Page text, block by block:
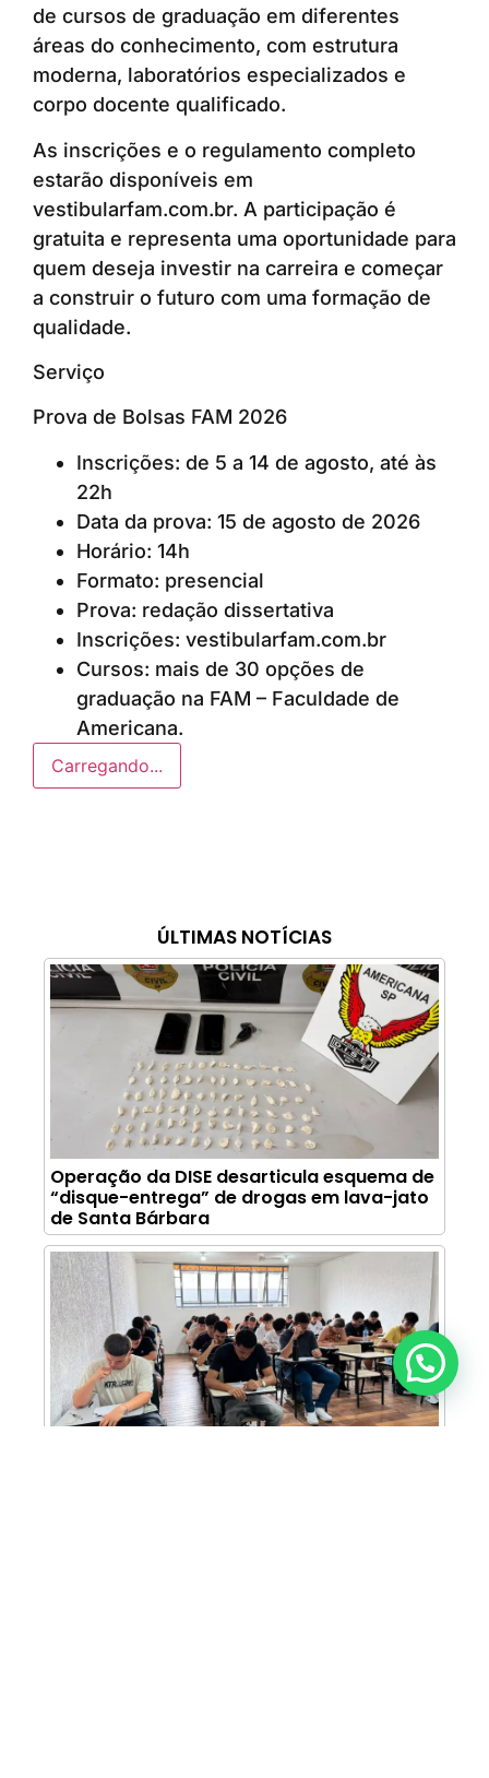
ÚLTIMAS NOTÍCIAS
Operação da DISE desarticula esquema de
“disque-entrega” de drogas em lava-jato
de Santa Bárbara
de cursos de graduação em diferentes
áreas do conhecimento, com estrutura
moderna, laboratórios especializados e
corpo docente qualificado.
As inscrições e o regulamento completo
estarão disponíveis em
vestibularfam.com.br. A participação é
gratuita e representa uma oportunidade para
quem deseja investir na carreira e começar
a construir o futuro com uma formação de
qualidade.
Serviço
Prova de Bolsas FAM 2026
Inscrições: de 5 a 14 de agosto, até às
22h
Data da prova: 15 de agosto de 2026
Horário: 14h
Formato: presencial
Prova: redação dissertativa
Inscrições: vestibularfam.com.br
Cursos: mais de 30 opções de
graduação na FAM – Faculdade de
Americana.
Carregando...
Anunciar ou recomendar matéria